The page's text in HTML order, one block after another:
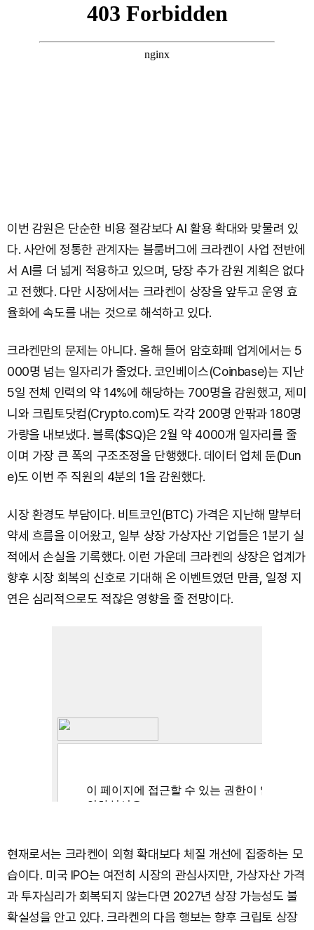
이번 감원은 단순한 비용 절감보다 AI 활용 확대와 맞물려 있
다. 사안에 정통한 관계자는 블룸버그에 크라켄이 사업 전반에
서 AI를 더 넓게 적용하고 있으며, 당장 추가 감원 계획은 없다
고 전했다. 다만 시장에서는 크라켄이 상장을 앞두고 운영 효
율화에 속도를 내는 것으로 해석하고 있다.
크라켄만의 문제는 아니다. 올해 들어 암호화폐 업계에서는 5
000명 넘는 일자리가 줄었다. 코인베이스(Coinbase)는 지난
5일 전체 인력의 약 14%에 해당하는 700명을 감원했고, 제미
니와 크립토닷컴(Crypto.com)도 각각 200명 안팎과 180명
가량을 내보냈다. 블록($SQ)은 2월 약 4000개 일자리를 줄
이며 가장 큰 폭의 구조조정을 단행했다. 데이터 업체 둔(Dun
e)도 이번 주 직원의 4분의 1을 감원했다.
시장 환경도 부담이다. 비트코인(BTC) 가격은 지난해 말부터
약세 흐름을 이어왔고, 일부 상장 가상자산 기업들은 1분기 실
적에서 손실을 기록했다. 이런 가운데 크라켄의 상장은 업계가
향후 시장 회복의 신호로 기대해 온 이벤트였던 만큼, 일정 지
연은 심리적으로도 적잖은 영향을 줄 전망이다.
현재로서는 크라켄이 외형 확대보다 체질 개선에 집중하는 모
습이다. 미국 IPO는 여전히 시장의 관심사지만, 가상자산 가격
과 투자심리가 회복되지 않는다면 2027년 상장 가능성도 불
확실성을 안고 있다. 크라켄의 다음 행보는 향후 크립토 상장